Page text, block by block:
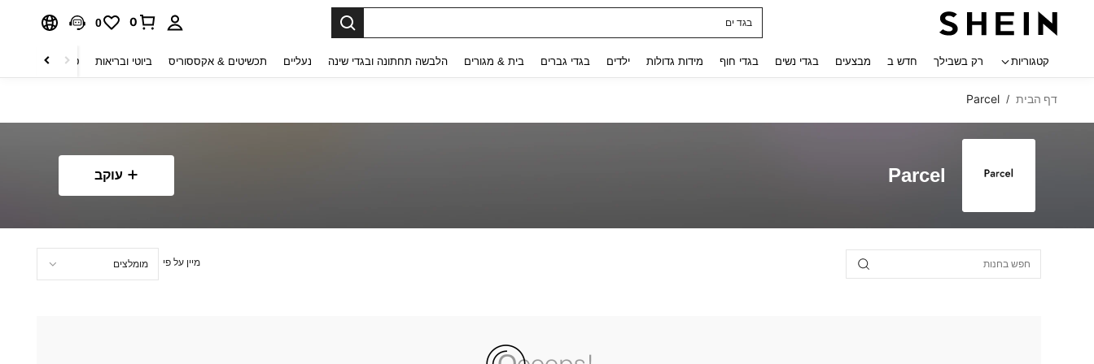
בגד ים
0
0
קטגוריות רק בשבילך חדש ב מבצעים בגדי נשים בגדי חוף מידות גדולות ילדים בגדי גברים בית & מגורים הלבשה תחתונה ובגדי שינה נעליים תכשיטים & אקססוריס ביוטי ובריאות טקסטיל לבית
דף הבית /
Parcel
Parcel עוקב
מיין על פי